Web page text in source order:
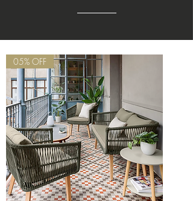
05% OFF